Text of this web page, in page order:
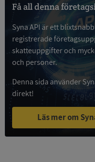
Få all denna
Syna API är ett
registrerade
skatteuppgifter och
och personer.
Denna sida använder
direkt!
Läs mer om
Funktioner
Strikt nödvändigt
Funktioner
Strikt nödvändiga
och kontohantering.
användas ordentligt